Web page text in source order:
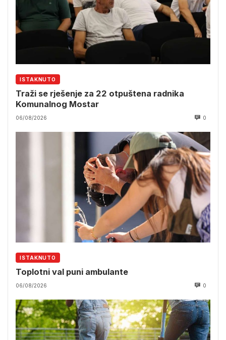
ISTAKNUTO
Traži se rješenje za 22 otpuštena radnika
Komunalnog Mostar
06/08/2026 0
ISTAKNUTO
Toplotni val puni ambulante
06/08/2026 0